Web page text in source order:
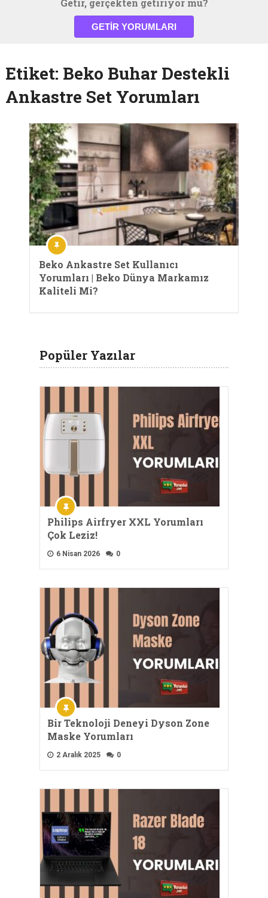
Getir, gerçekten getiriyor mu?
GETIR YORUMLARI
Etiket: Beko Buhar Destekli
Ankastre Set Yorumları
Beko Ankastre Set Kullanıcı
Yorumları | Beko Dünya Markamız
Kaliteli Mi?
Popüler Yazılar
Philips Airfryer XXL Yorumları
Çok Leziz!
6 Nisan 2026 0
Bir Teknoloji Deneyi Dyson Zone
Maske Yorumları
2 Aralık 2025 0